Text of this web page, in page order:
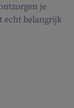
je
echt belangrijk